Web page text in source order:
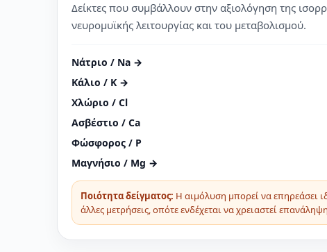
Δείκτες που συμβάλλουν στην αξιολόγηση της
νευρομυϊκής λειτουργίας και του μεταβολισμού.
Νάτριο / Na →
Κάλιο / K →
Χλώριο / Cl
Ασβέστιο / Ca
Φώσφορος / P
Μαγνήσιο / Mg →
Ποιότητα δείγματος: Η αιμόλυση μπορεί να επηρεάσει
άλλες μετρήσεις, οπότε ενδέχεται να χρειαστεί